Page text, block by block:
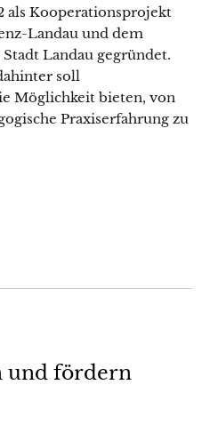
als Kooperationsprojekt
Landau und dem
Landau gegründet.
soll
Möglichkeit bieten, von
Praxiserfahrung zu
und fördern